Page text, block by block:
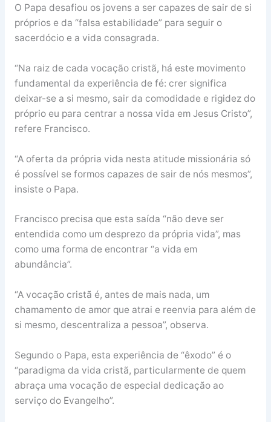
O Papa desafiou os jovens a ser capazes de sair de si
próprios e da “falsa estabilidade” para seguir o
sacerdócio e a vida consagrada.
“Na raiz de cada vocação cristã, há este movimento
fundamental da experiência de fé: crer significa
deixar-se a si mesmo, sair da comodidade e rigidez do
próprio eu para centrar a nossa vida em Jesus Cristo”,
refere Francisco.
“A oferta da própria vida nesta atitude missionária só
é possível se formos capazes de sair de nós mesmos”,
insiste o Papa.
Francisco precisa que esta saída “não deve ser
entendida como um desprezo da própria vida”, mas
como uma forma de encontrar “a vida em
abundância”.
“A vocação cristã é, antes de mais nada, um
chamamento de amor que atrai e reenvia para além de
si mesmo, descentraliza a pessoa”, observa.
Segundo o Papa, esta experiência de “êxodo” é o
“paradigma da vida cristã, particularmente de quem
abraça uma vocação de especial dedicação ao
serviço do Evangelho”.